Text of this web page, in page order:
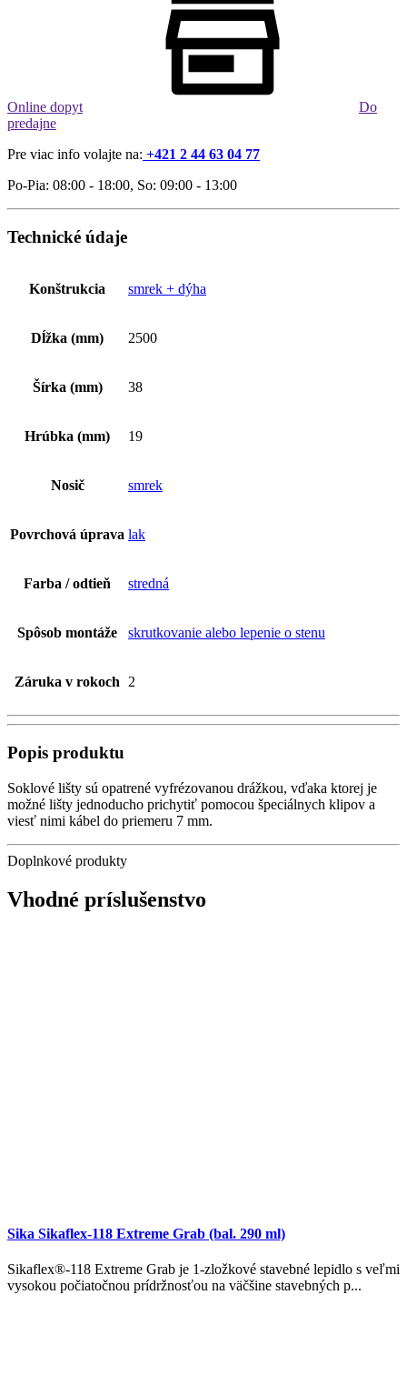
Online dopyt
Do
predajne
Pre viac info volajte na: +421 2 44 63 04 77
Po-Pia: 08:00 - 18:00, So: 09:00 - 13:00
Technické údaje
Konštrukcia smrek + dýha
Dĺžka (mm) 2500
Šírka (mm) 38
Hrúbka (mm) 19
Nosič smrek
Povrchová úprava lak
Farba / odtieň stredná
Spôsob montáže skrutkovanie alebo lepenie o stenu
Záruka v rokoch 2
Popis produktu
Soklové lišty sú opatrené vyfrézovanou drážkou, vďaka ktorej je
možné lišty jednoducho prichytiť pomocou špeciálnych klipov a
viesť nimi kábel do priemeru 7 mm.
Doplnkové produkty
Vhodné príslušenstvo
Sika Sikaflex-118 Extreme Grab (bal. 290 ml)
Sikaflex®-118 Extreme Grab je 1-zložkové stavebné lepidlo s veľmi
vysokou počiatočnou prídržnosťou na väčšine stavebných p...